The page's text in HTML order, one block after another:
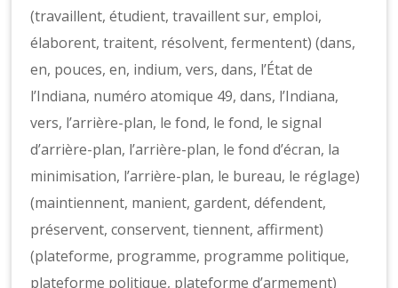
(travaillent, étudient, travaillent sur, emploi,
élaborent, traitent, résolvent, fermentent) (dans,
en, pouces, en, indium, vers, dans, l’État de
l’Indiana, numéro atomique 49, dans, l’Indiana,
vers, l’arrière-plan, le fond, le fond, le signal
d’arrière-plan, l’arrière-plan, le fond d’écran, la
minimisation, l’arrière-plan, le bureau, le réglage)
(maintiennent, manient, gardent, défendent,
préservent, conservent, tiennent, affirment)
(plateforme, programme, programme politique,
plateforme politique, plateforme d’armement)